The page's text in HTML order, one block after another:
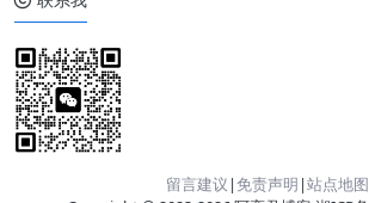
留言建议 |免责声明 |站点地图